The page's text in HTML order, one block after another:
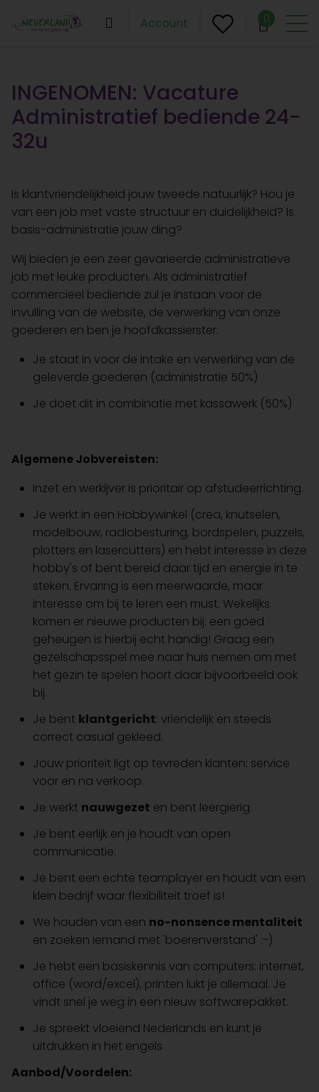
Account 0
INGENOMEN: Vacature
Administratief bediende 24-
32u
Is klantvriendelijkheid jouw tweede natuurlijk? Hou je
van een job met vaste structuur en duidelijkheid? Is
basis-administratie jouw ding?
Wij bieden je een zeer gevarieerde administratieve
job met leuke producten. Als administratief
commercieel bediende zul je instaan voor de
invulling van de website, de verwerking van onze
goederen en ben je hoofdkassierster.
Je staat in voor de intake en verwerking van de
geleverde goederen (administratie 50%)
Je doet dit in combinatie met kassawerk (50%)
Algemene Jobvereisten:
Inzet en werkijver is prioritair op afstudeerrichting.
Je werkt in een Hobbywinkel (crea, knutselen,
modelbouw, radiobesturing, bordspelen, puzzels,
plotters en lasercutters) en hebt interesse in deze
hobby's of bent bereid daar tijd en energie in te
steken. Ervaring is een meerwaarde, maar
interesse om bij te leren een must. Wekelijks
komen er nieuwe producten bij: een goed
geheugen is hierbij echt handig! Graag een
gezelschapsspel mee naar huis nemen om met
het gezin te spelen hoort daar bijvoorbeeld ook
bij.
Je bent klantgericht: vriendelijk en steeds
correct casual gekleed.
Jouw prioriteit ligt op tevreden klanten: service
voor en na verkoop.
Je werkt nauwgezet en bent leergierig.
Je bent eerlijk en je houdt van open
communicatie.
Je bent een echte teamplayer en houdt van een
klein bedrijf waar flexibiliteit troef is!
We houden van een no-nonsence mentaliteit
en zoeken iemand met 'boerenverstand' :-)
Je hebt een basiskennis van computers: internet,
office (word/excel), printen lukt je allemaal. Je
vindt snel je weg in een nieuw softwarepakket.
Je spreekt vloeiend Nederlands en kunt je
uitdrukken in het engels
Aanbod/Voordelen: